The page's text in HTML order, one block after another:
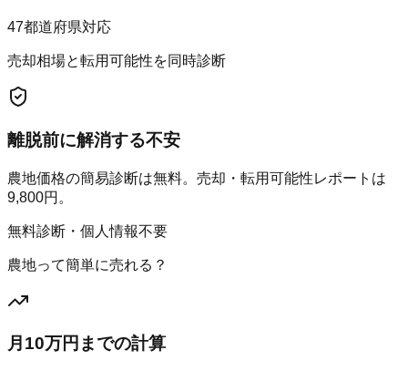
47都道府県対応
売却相場と転用可能性を同時診断
離脱前に解消する不安
農地価格の簡易診断は無料。売却・転用可能性レポートは
9,800円。
無料診断・個人情報不要
農地って簡単に売れる？
月10万円までの計算